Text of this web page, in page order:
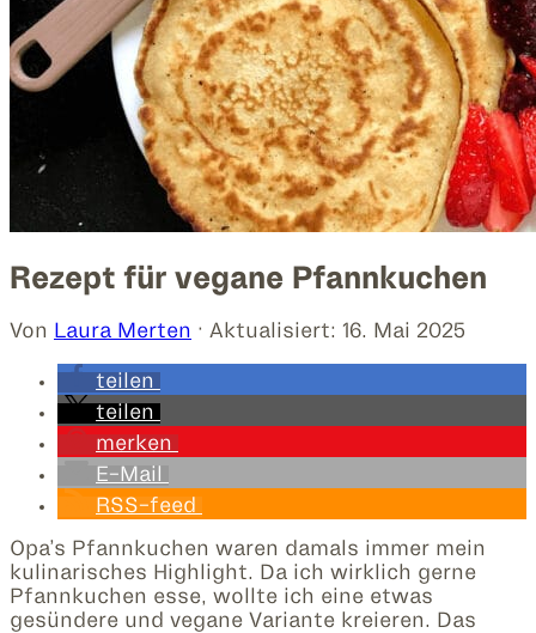
Rezept für vegane Pfannkuchen
Von Laura Merten · Aktualisiert: 16. Mai 2025
teilen
teilen
merken
E-Mail
RSS-feed
Opa’s Pfannkuchen waren damals immer mein
kulinarisches Highlight. Da ich wirklich gerne
Pfannkuchen esse, wollte ich eine etwas
gesündere und vegane Variante kreieren. Das